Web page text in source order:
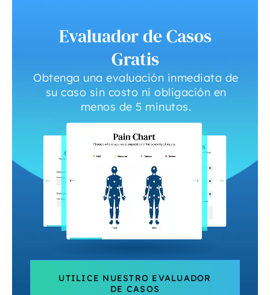
Evaluador de Casos
Gratis
Obtenga una evaluación inmediata de
su caso sin costo ni obligación en
menos de 5 minutos.
UTILICE NUESTRO EVALUADOR
DE CASOS